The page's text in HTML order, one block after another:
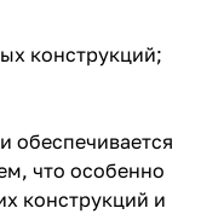
конструкций;
обеспечивается
что особенно
конструкций и